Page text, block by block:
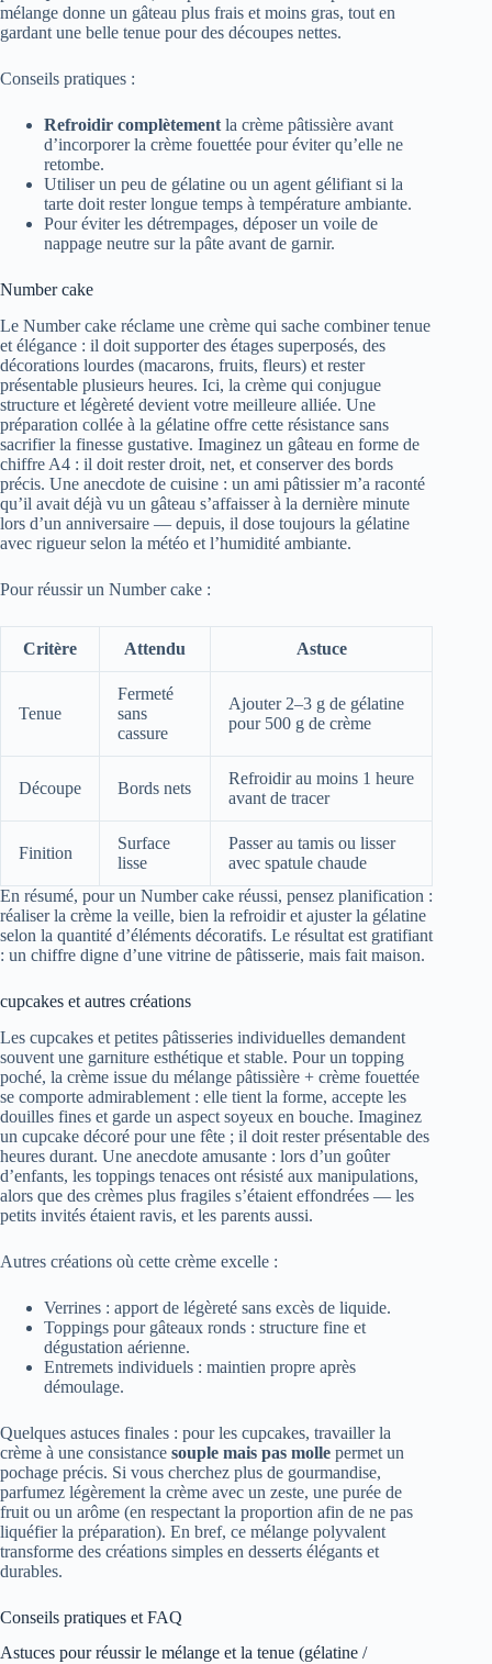
mélange donne un gâteau plus frais et moins gras, tout en
gardant une belle tenue pour des découpes nettes.
Conseils pratiques :
Refroidir complètement la crème pâtissière avant
d’incorporer la crème fouettée pour éviter qu’elle ne
retombe.
Utiliser un peu de gélatine ou un agent gélifiant si la
tarte doit rester longue temps à température ambiante.
Pour éviter les détrempages, déposer un voile de
nappage neutre sur la pâte avant de garnir.
Number cake
Le Number cake réclame une crème qui sache combiner tenue
et élégance : il doit supporter des étages superposés, des
décorations lourdes (macarons, fruits, fleurs) et rester
présentable plusieurs heures. Ici, la crème qui conjugue
structure et légèreté devient votre meilleure alliée. Une
préparation collée à la gélatine offre cette résistance sans
sacrifier la finesse gustative. Imaginez un gâteau en forme de
chiffre A4 : il doit rester droit, net, et conserver des bords
précis. Une anecdote de cuisine : un ami pâtissier m’a raconté
qu’il avait déjà vu un gâteau s’affaisser à la dernière minute
lors d’un anniversaire — depuis, il dose toujours la gélatine
avec rigueur selon la météo et l’humidité ambiante.
Pour réussir un Number cake :
Critère Attendu Astuce
Tenue
Fermeté
sans
cassure
Ajouter 2–3 g de gélatine
pour 500 g de crème
Découpe Bords nets
Refroidir au moins 1 heure
avant de tracer
Finition
Surface
lisse
Passer au tamis ou lisser
avec spatule chaude
En résumé, pour un Number cake réussi, pensez planification :
réaliser la crème la veille, bien la refroidir et ajuster la gélatine
selon la quantité d’éléments décoratifs. Le résultat est gratifiant
: un chiffre digne d’une vitrine de pâtisserie, mais fait maison.
cupcakes et autres créations
Les cupcakes et petites pâtisseries individuelles demandent
souvent une garniture esthétique et stable. Pour un topping
poché, la crème issue du mélange pâtissière + crème fouettée
se comporte admirablement : elle tient la forme, accepte les
douilles fines et garde un aspect soyeux en bouche. Imaginez
un cupcake décoré pour une fête ; il doit rester présentable des
heures durant. Une anecdote amusante : lors d’un goûter
d’enfants, les toppings tenaces ont résisté aux manipulations,
alors que des crèmes plus fragiles s’étaient effondrées — les
petits invités étaient ravis, et les parents aussi.
Autres créations où cette crème excelle :
Verrines : apport de légèreté sans excès de liquide.
Toppings pour gâteaux ronds : structure fine et
dégustation aérienne.
Entremets individuels : maintien propre après
démoulage.
Quelques astuces finales : pour les cupcakes, travailler la
crème à une consistance souple mais pas molle permet un
pochage précis. Si vous cherchez plus de gourmandise,
parfumez légèrement la crème avec un zeste, une purée de
fruit ou un arôme (en respectant la proportion afin de ne pas
liquéfier la préparation). En bref, ce mélange polyvalent
transforme des créations simples en desserts élégants et
durables.
Conseils pratiques et FAQ
Astuces pour réussir le mélange et la tenue (gélatine /